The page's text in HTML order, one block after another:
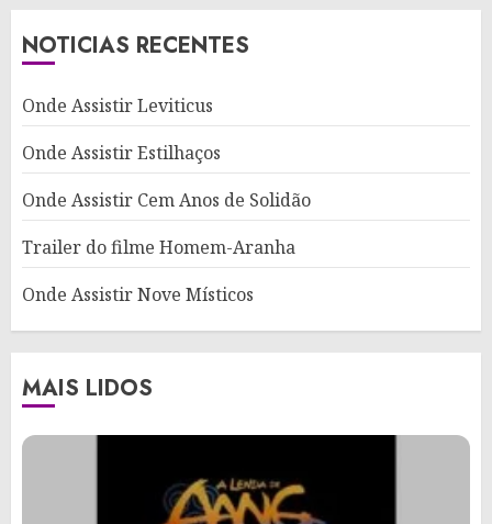
NOTICIAS RECENTES
Onde Assistir Leviticus
Onde Assistir Estilhaços
Onde Assistir Cem Anos de Solidão
Trailer do filme Homem-Aranha
Onde Assistir Nove Místicos
MAIS LIDOS